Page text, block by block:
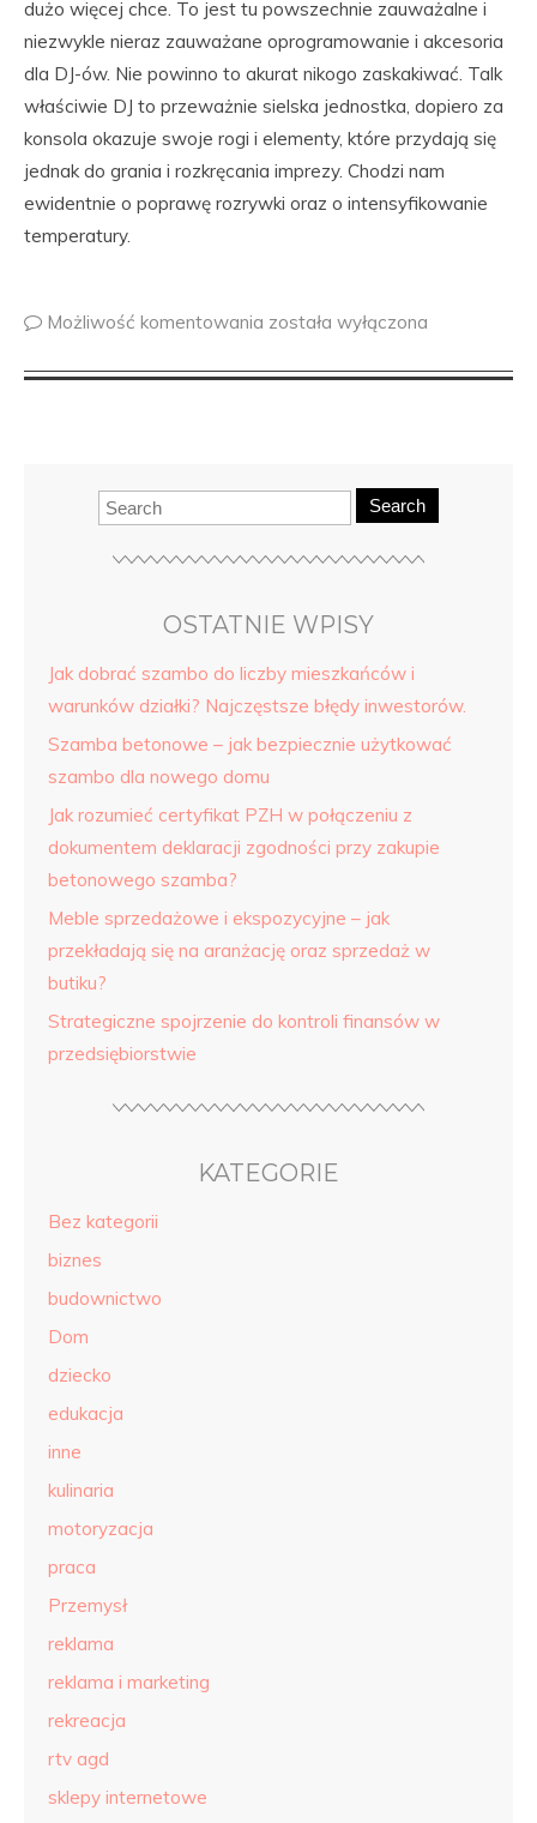
dużo więcej chce. To jest tu powszechnie zauważalne i
niezwykle nieraz zauważane oprogramowanie i akcesoria
dla DJ-ów. Nie powinno to akurat nikogo zaskakiwać. Talk
właściwie DJ to przeważnie sielska jednostka, dopiero za
konsola okazuje swoje rogi i elementy, które przydają się
jednak do grania i rozkręcania imprezy. Chodzi nam
ewidentnie o poprawę rozrywki oraz o intensyfikowanie
temperatury.
Możliwość komentowania została wyłączona
Search
OSTATNIE WPISY
Jak dobrać szambo do liczby mieszkańców i
warunków działki? Najczęstsze błędy inwestorów.
Szamba betonowe – jak bezpiecznie użytkować
szambo dla nowego domu
Jak rozumieć certyfikat PZH w połączeniu z
dokumentem deklaracji zgodności przy zakupie
betonowego szamba?
Meble sprzedażowe i ekspozycyjne – jak
przekładają się na aranżację oraz sprzedaż w
butiku?
Strategiczne spojrzenie do kontroli finansów w
przedsiębiorstwie
KATEGORIE
Bez kategorii
biznes
budownictwo
Dom
dziecko
edukacja
inne
kulinaria
motoryzacja
praca
Przemysł
reklama
reklama i marketing
rekreacja
rtv agd
sklepy internetowe